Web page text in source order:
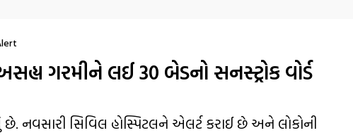
ગરમીને લઈ 30 બેડનો સનસ્ટ્રોક વોર્ડ
છે. નવસારી સિવિલ હોસ્પિટલને એલર્ટ કરાઈ છે અને લોકોની